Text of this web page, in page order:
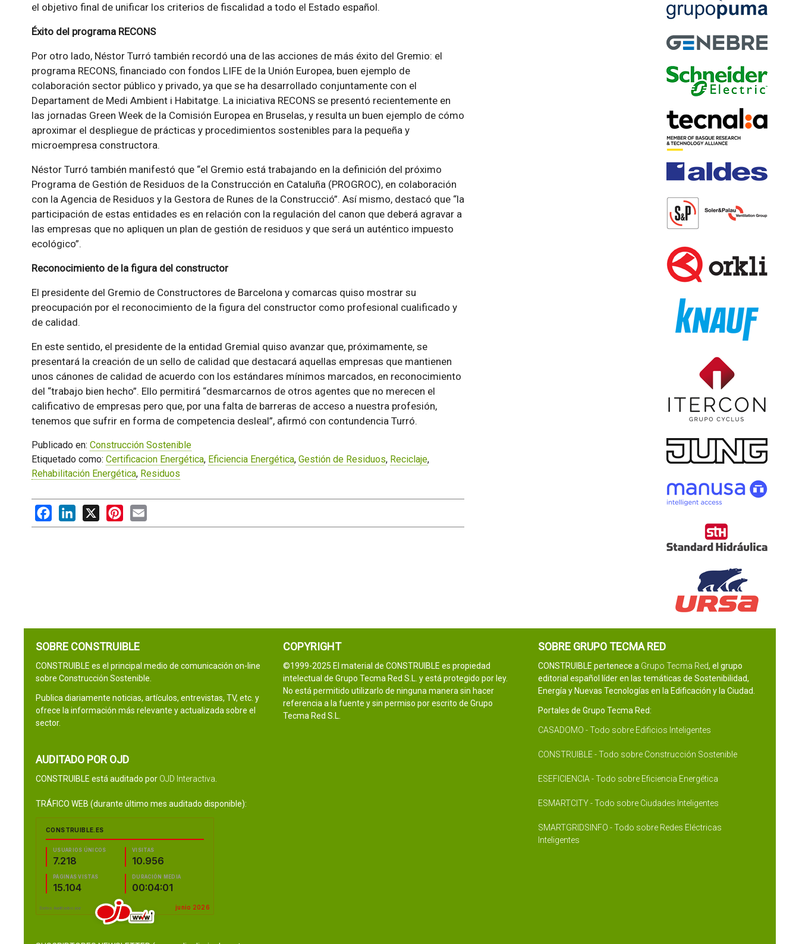
el objetivo final de unificar los criterios de fiscalidad a todo el Estado español.
Éxito del programa RECONS
Por otro lado, Néstor Turró también recordó una de las acciones de más éxito del Gremio: el
programa RECONS, financiado con fondos LIFE de la Unión Europea, buen ejemplo de
colaboración sector público y privado, ya que se ha desarrollado conjuntamente con el
Departament de Medi Ambient i Habitatge. La iniciativa RECONS se presentó recientemente en
las jornadas Green Week de la Comisión Europea en Bruselas, y resulta un buen ejemplo de cómo
aproximar el despliegue de prácticas y procedimientos sostenibles para la pequeña y
microempresa constructora.
Néstor Turró también manifestó que “el Gremio está trabajando en la definición del próximo
Programa de Gestión de Residuos de la Construcción en Cataluña (PROGROC), en colaboración
con la Agencia de Residuos y la Gestora de Runes de la Construcció”. Así mismo, destacó que “la
participación de estas entidades es en relación con la regulación del canon que deberá agravar a
las empresas que no apliquen un plan de gestión de residuos y que será un auténtico impuesto
ecológico”.
Reconocimiento de la figura del constructor
El presidente del Gremio de Constructores de Barcelona y comarcas quiso mostrar su
preocupación por el reconocimiento de la figura del constructor como profesional cualificado y
de calidad.
En este sentido, el presidente de la entidad Gremial quiso avanzar que, próximamente, se
presentará la creación de un sello de calidad que destacará aquellas empresas que mantienen
unos cánones de calidad de acuerdo con los estándares mínimos marcados, en reconocimiento
del “trabajo bien hecho”. Ello permitirá “desmarcarnos de otros agentes que no merecen el
calificativo de empresas pero que, por una falta de barreras de acceso a nuestra profesión,
tenemos que sufrir en forma de competencia desleal”, afirmó con contundencia Turró.
Publicado en: Construcción Sostenible
Etiquetado como: Certificacion Energética, Eficiencia Energética, Gestión de Residuos, Reciclaje,
Rehabilitación Energética, Residuos
FacebookLinkedIn
X PinterestEmail
SOBRE CONSTRUIBLE
CONSTRUIBLE es el principal medio de comunicación on-line
sobre Construcción Sostenible.
Publica diariamente noticias, artículos, entrevistas, TV, etc. y
ofrece la información más relevante y actualizada sobre el
sector.
AUDITADO POR OJD
CONSTRUIBLE está auditado por OJD Interactiva
TRÁFICO WEB (durante último mes auditado disponible):
COPYRIGHT
©1999-2025 El material de CONSTRUIBLE es propiedad
intelectual de Grupo Tecma Red S.L. y está protegido por ley.
No está permitido utilizarlo de ninguna manera sin hacer
referencia a la fuente y sin permiso por escrito de Grupo
Tecma Red S.L.
SOBRE GRUPO TECMA RED
CONSTRUIBLE pertenece a Grupo Tecma Red, el grupo
editorial español líder en las temáticas de Sostenibilidad,
Energía y Nuevas Tecnologías en la Edificación y la Ciudad.
Portales de Grupo Tecma Red:
CASADOMO - Todo sobre Edificios Inteligentes
CONSTRUIBLE - Todo sobre Construcción Sostenible
ESEFICIENCIA - Todo sobre Eficiencia Energética
ESMARTCITY - Todo sobre Ciudades Inteligentes
SMARTGRIDSINFO - Todo sobre Redes Eléctricas
Inteligentes